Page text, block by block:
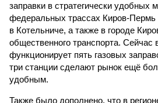
заправки в стратегически удобных
федеральных трассах Киров-Пермь
в Котельниче, а также в городе
общественного транспорта. Сейчас
функционирует пять газовых
три станции сделают рынок ещё
удобным.
Также было дополнено, что в